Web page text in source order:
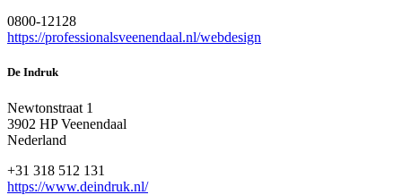
0800-12128
https://professionalsveenendaal.nl/webdesign
De Indruk
Newtonstraat 1
3902 HP Veenendaal
Nederland
+31 318 512 131
https://www.deindruk.nl/